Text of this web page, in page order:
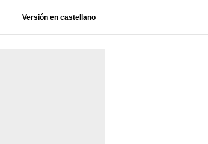
Versión en castellano